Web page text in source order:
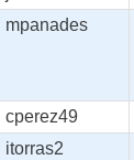
mpanades
cperez49
itorras2